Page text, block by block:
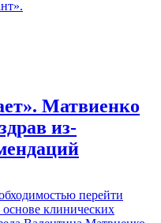
Матвиенко
из-
перейти
клинических